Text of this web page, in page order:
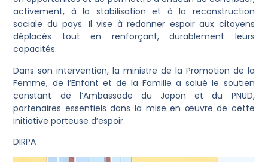
activement, à la stabilisation et à la reconstruction
sociale du pays. Il vise à redonner espoir aux citoyens
déplacés tout en renforçant, durablement leurs
capacités.
Dans son intervention, la ministre de la Promotion de la
Femme, de l’Enfant et de la Famille a salué le soutien
constant de l’Ambassade du Japon et du PNUD,
partenaires essentiels dans la mise en œuvre de cette
initiative porteuse d’espoir.
DIRPA